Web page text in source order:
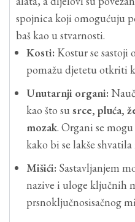
spojnica koji omogućuju
baš kao u stvarnosti.
Kosti: Kostur se sastoji
pomažu djetetu otkriti
Unutarnji organi:
kao što su srce, pluća,
mozak. Organi se
kako bi se lakše
Mišići: Sastavljanjem
nazive i uloge ključnih
prsnoključnosisačnog